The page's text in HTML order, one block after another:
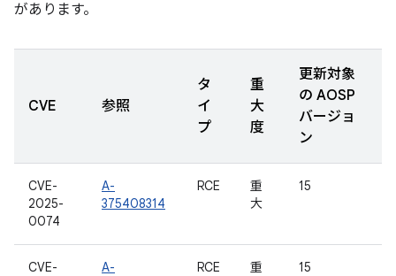
があります。
CVE 参照
タ
イ
プ
重
大
度
更新対象
の AOSP
バージョ
ン
CVE-
2025-
0074
A-
375408314
RCE
重
大
15
CVE-
A-
RCE
重
15